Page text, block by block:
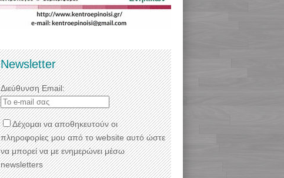
Newsletter
Διεύθυνση Email:
Δέχομαι να αποθηκευτούν οι
πληροφορίες μου από το website αυτό ώστε
να μπορεί να με ενημερώνει μέσω
newsletters